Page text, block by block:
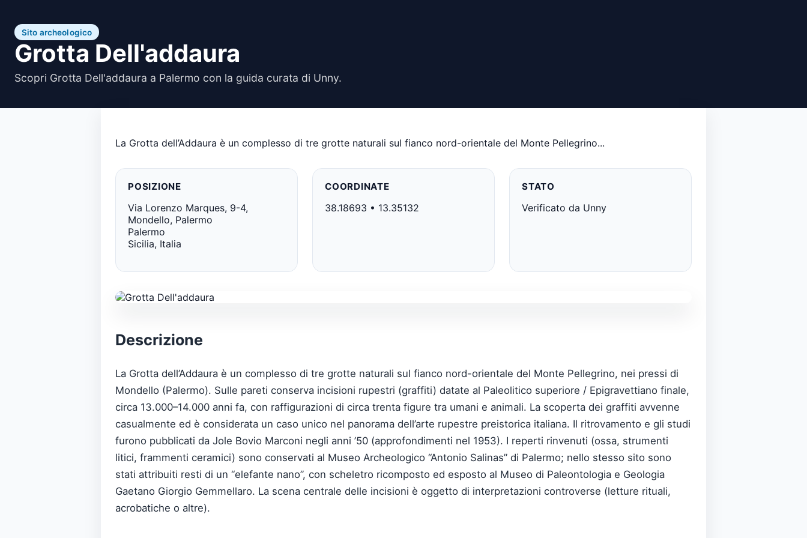
Sito archeologico
Grotta Dell'addaura
Scopri Grotta Dell'addaura a Palermo con la guida curata di Unny.
La Grotta dell’Addaura è un complesso di tre grotte naturali sul fianco nord-orientale del Monte Pellegrino...
POSIZIONE
Via Lorenzo Marques, 9-4,
Mondello, Palermo
Palermo
Sicilia, Italia
COORDINATE
38.18693 • 13.35132
STATO
Verificato da Unny
Descrizione
La Grotta dell’Addaura è un complesso di tre grotte naturali sul fianco nord-orientale del Monte Pellegrino, nei pressi di
Mondello (Palermo). Sulle pareti conserva incisioni rupestri (graffiti) datate al Paleolitico superiore / Epigravettiano finale,
circa 13.000–14.000 anni fa, con raffigurazioni di circa trenta figure tra umani e animali. La scoperta dei graffiti avvenne
casualmente ed è considerata un caso unico nel panorama dell’arte rupestre preistorica italiana. Il ritrovamento e gli studi
furono pubblicati da Jole Bovio Marconi negli anni ’50 (approfondimenti nel 1953). I reperti rinvenuti (ossa, strumenti
litici, frammenti ceramici) sono conservati al Museo Archeologico “Antonio Salinas” di Palermo; nello stesso sito sono
stati attribuiti resti di un “elefante nano”, con scheletro ricomposto ed esposto al Museo di Paleontologia e Geologia
Gaetano Giorgio Gemmellaro. La scena centrale delle incisioni è oggetto di interpretazioni controverse (letture rituali,
acrobatiche o altre).